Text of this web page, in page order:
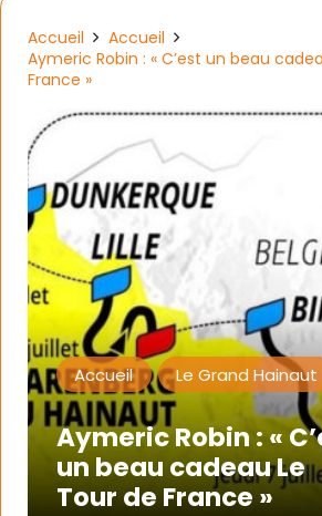
Accueil
Accueil
Aymeric Robin : « C’est un beau
France »
Accueil Le Grand Hainaut
Aymeric Robin : «
un beau cadeau Le
Tour de France »